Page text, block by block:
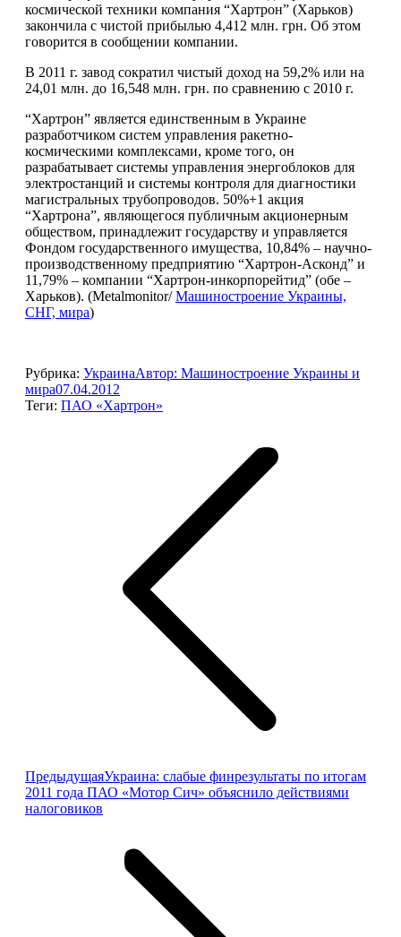
космической техники компания “Хартрон” (Харьков)
закончила с чистой прибылью 4,412 млн. грн. Об этом
говорится в сообщении компании.
В 2011 г. завод сократил чистый доход на 59,2% или на
24,01 млн. до 16,548 млн. грн. по сравнению с 2010 г.
“Хартрон” является единственным в Украине
разработчиком систем управления ракетно-
космическими комплексами, кроме того, он
разрабатывает системы управления энергоблоков для
электростанций и системы контроля для диагностики
магистральных трубопроводов. 50%+1 акция
“Хартрона”, являющегося публичным акционерным
обществом, принадлежит государству и управляется
Фондом государственного имущества, 10,84% – научно-
производственному предприятию “Хартрон-Асконд” и
11,79% – компании “Хартрон-инкорпорейтид” (обе –
Харьков). (Metalmonitor/Машиностроение Украины,
СНГ, мира)
Рубрика: УкраинаАвтор: Машиностроение Украины и
мира07.04.2012
Теги: ПАО «Хартрон»
ПредыдущаяПредыдущая
запись:
Украина: слабые финрезультаты по итогам
2011 года ПАО «Мотор Сич» объяснило действиями
налоговиков